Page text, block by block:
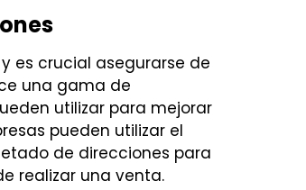
es crucial asegurarse de
una gama de
utilizar para mejorar
pueden utilizar el
de direcciones para
realizar una venta.